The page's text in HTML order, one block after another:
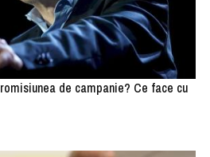
de campanie? Ce face cu